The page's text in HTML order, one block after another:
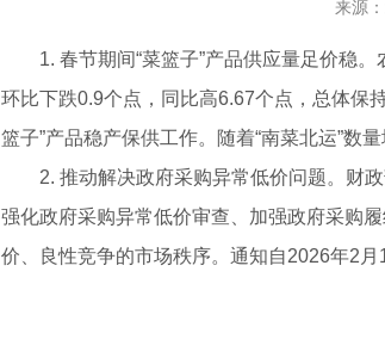
来源
1. 春节期间“菜篮子”产品供应量足价稳
环比下跌0.9个点，同比高6.67个点，总体保
篮子”产品稳产保供工作。随着“南菜北运”数
2. 推动解决政府采购异常低价问题。财
强化政府采购异常低价审查、加强政府采购
价、良性竞争的市场秩序。通知自2026年2月